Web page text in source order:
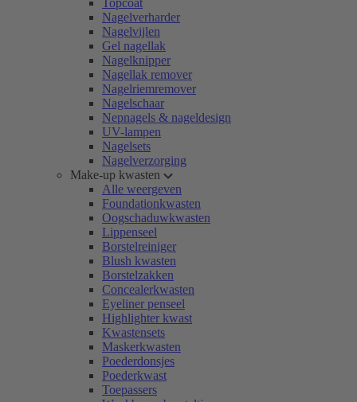
Topcoat
Nagelverharder
Nagelvijlen
Gel nagellak
Nagelknipper
Nagellak remover
Nagelriemremover
Nagelschaar
Nepnagels & nageldesign
UV-lampen
Nagelsets
Nagelverzorging
Make-up kwasten
Alle weergeven
Foundationkwasten
Oogschaduwkwasten
Lippenseel
Borstelreiniger
Blush kwasten
Borstelzakken
Concealerkwasten
Eyeliner penseel
Highlighter kwast
Kwastensets
Maskerkwasten
Poederdonsjes
Poederkwast
Toepassers